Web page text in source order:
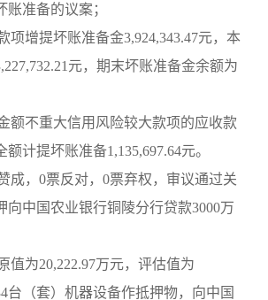
账准备的议案；
项增提坏账准备金3,924,343.47元，本
元，期末坏账准备金余额为
额不重大信用风险较大款项的应收款
计提坏账准备1,135,697.64元。
成，0票反对，0票弃权，审议通过关
向中国农业银行铜陵分行贷款3000万
值为20,222.97万元，评估值为
台（套）机器设备作抵押物，向中国